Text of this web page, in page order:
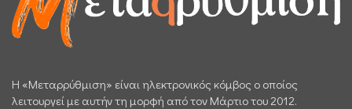
H «Μεταρρύθμιση» είναι ηλεκτρονικός κόμβος ο οποίος
λειτουργεί με αυτήν τη μορφή από τον Μάρτιο του 2012.